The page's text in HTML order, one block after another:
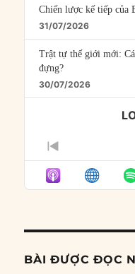
Chiến lược kế tiếp của
31/07/2026
Trật tự thế giới mới:
đựng?
30/07/2026
PREVIOUS
EPISODE
BÀI ĐƯỢC ĐỌC